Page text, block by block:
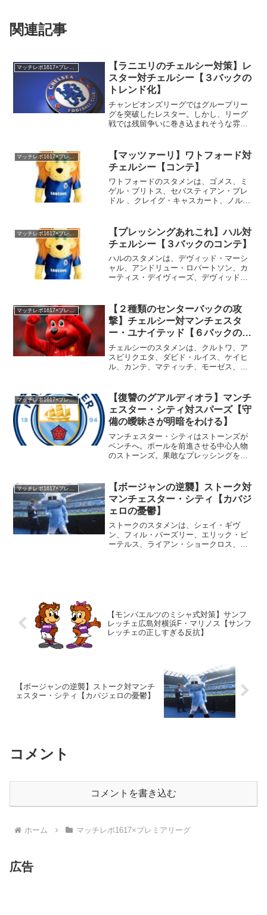
関連記事
マッチレポ1617×プレミアリーグ
【ラニエリのチェルシー対策】レ
スター対チェルシー【３バックの
トレンド化】
チャンピオンズリーグではグループリー
グを突破したレスター。しかし、リーグ
戦では残留争いに巻き込まれそうな雰囲
ぼろになってしまったでござるのケース
になってしまうのかどうか...
【マッツァーリ】ワトフォード対
チェルシー【コンテ】
ワトフォードのスタメンは、ゴメス、ミ
ゲル・ブリトス、セバスティアン・プレ
ドル 、クレイグ・キャスカート、ノルデ
エディウラ、ホセ・ホレバス、トロイ・
ディーニー、オディオン・...
マッチレポ1617×プレミアリーグ
【プレッシングあれこれ】ハル対
チェルシー【３バックのコンテ】
ハルのスタメンは、デヴィッド・マーシ
ャル、アンドリュー・ロバートソン、カ
ーティス・デイヴィーズ、デヴィッド・
ソン、アダマ・ディオマンデ、マルク
ス・ヘンリクセン、サミュエ...
マッチレポ1617×プレミアリーグ
【２種類のセンターバックの攻
撃】チェルシー対マンチェスタ
ー・ユナイテッド【６バックの理
由】
チェルシーのスタメンは、クルトワ、ア
スピリクエタ、ダビド・ルイス、ケイヒ
ル、カンテ、マティッチ、モーゼス、マ
馴染んでいるマルコス・アロンソ。レア
ル・マドリーの下部組織出...
マッチレポ1617×プレミアリーグ
【復讐のグアルディオラ】マンチ
ェスター・シティ対スパーズ【守
備の曖昧さが明暗をわける】
マンチェスター・シティはストーンズが
ベンチへ。ボールを前進させる中心人物
のストーンズ。果敢なプレッシングを武
ールでプレッシングを回避する場面が目
立つことになる。ほぼマン...
【ボージャンの逆襲】ストーク対
マンチェスター・シティ【カバジ
ェロの憂鬱】
ストークのスタメンは、シェイ・ギヴ
ン、フィル・バーズリー、エリック・ピ
ーテルス、ライアン・ショークロス、フ
【モンバエルツのミシャ式対策】サンフ
レッチェ広島対横浜F・マリノス【サンフ
レッチェの正しすぎる反抗】
【ボージャンの逆襲】ストーク対マンチ
ェスター・シティ【カバジェロの憂鬱】
コメント
コメントを書き込む
ホーム マッチレポ1617×プレミアリーグ
広告